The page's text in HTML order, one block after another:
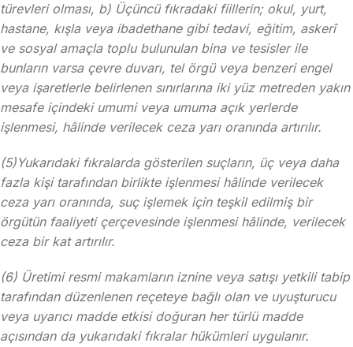
türevleri olması, b) Üçüncü fıkradaki fiillerin; okul, yurt,
hastane, kışla veya ibadethane gibi tedavi, eğitim, askerî
ve sosyal amaçla toplu bulunulan bina ve tesisler ile
bunların varsa çevre duvarı, tel örgü veya benzeri engel
veya işaretlerle belirlenen sınırlarına iki yüz metreden yakın
mesafe içindeki umumi veya umuma açık yerlerde
işlenmesi, hâlinde verilecek ceza yarı oranında artırılır.
(5)Yukarıdaki fıkralarda gösterilen suçların, üç veya daha
fazla kişi tarafından birlikte işlenmesi hâlinde verilecek
ceza yarı oranında, suç işlemek için teşkil edilmiş bir
örgütün faaliyeti çerçevesinde işlenmesi hâlinde, verilecek
ceza bir kat artırılır.
(6) Üretimi resmi makamların iznine veya satışı yetkili tabip
tarafından düzenlenen reçeteye bağlı olan ve uyuşturucu
veya uyarıcı madde etkisi doğuran her türlü madde
açısından da yukarıdaki fıkralar hükümleri uygulanır.